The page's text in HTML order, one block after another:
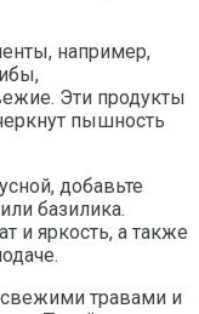
например,
Эти продукты
пышность
добавьте
базилика.
и яркость, а также
травами и